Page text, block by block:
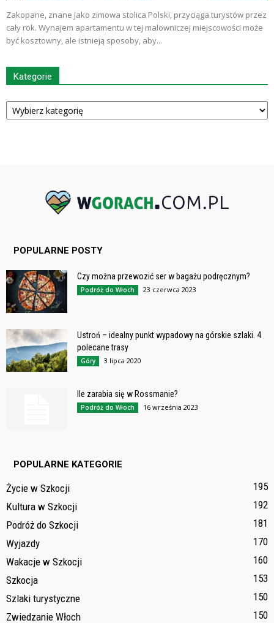
Zakopane, znane jako zimowa stolica Polski, przyciąga turystów przez
cały rok. Wynajem apartamentu w tej malowniczej miejscowości może
być kosztowny, ale istnieją sposoby, aby...
Kategorie
Kategorie
POPULARNE POSTY
Czy można przewozić ser w bagażu podręcznym?
Podróż do Włoch 23 czerwca 2023
Ustroń – idealny punkt wypadowy na górskie szlaki. 4
polecane trasy
Góry 3 lipca 2020
Ile zarabia się w Rossmanie?
Podróż do Włoch 16 września 2023
POPULARNE KATEGORIE
Życie w Szkocji
195
Kultura w Szkocji
192
Podróż do Szkocji
181
Wyjazdy
170
Wakacje w Szkocji
160
Szkocja
153
Szlaki turystyczne
150
Zwiedzanie Włoch
150